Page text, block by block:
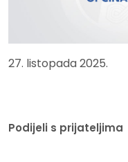
27. listopada 2025.
Podijeli s prijateljima